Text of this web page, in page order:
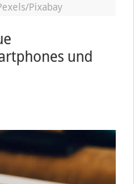
Pixabay
und